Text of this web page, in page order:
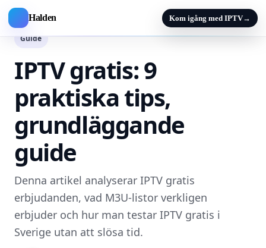
Halden Kom igång med IPTV→
Guide
IPTV gratis: 9
praktiska tips,
grundläggande
guide
Denna artikel analyserar IPTV gratis
erbjudanden, vad M3U-listor verkligen
erbjuder och hur man testar IPTV gratis i
Sverige utan att slösa tid.